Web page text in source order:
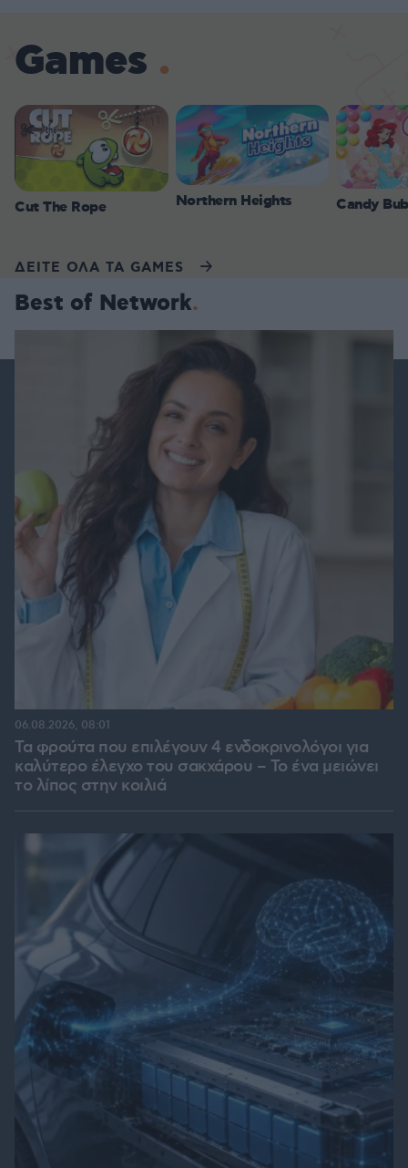
Games
Cut The Rope Northern Heights Candy
ΔΕΙΤΕ ΟΛΑ ΤΑ GAMES
Best of Network
Τα φρούτα που επιλέγουν 4 ενδοκρινολόγοι για
καλύτερο έλεγχο του σακχάρου – Το ένα μειώνει
το λίπος στην κοιλιά
06.08.2026, 08:01